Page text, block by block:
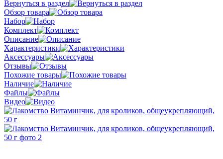
Вернуться в раздел
Обзор товара
Набор
Комплект
Описание
Характеристики
Аксессуары
Отзывы
Похожие товары
Наличие
Файлы
Видео